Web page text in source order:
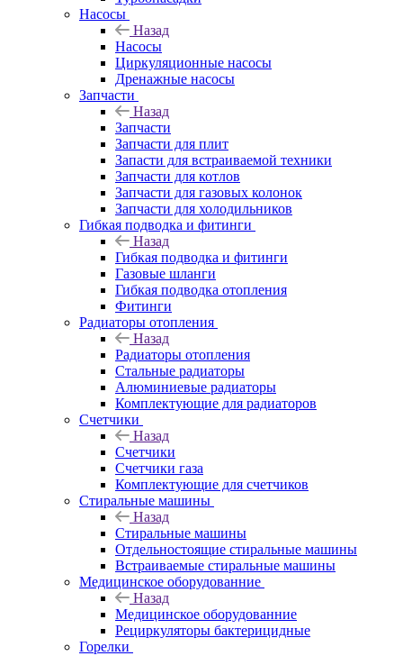
Насосы
Назад
Насосы
Циркуляционные насосы
Дренажные насосы
Запчасти
Назад
Запчасти
Запчасти для плит
Запасти для встраиваемой техники
Запчасти для котлов
Запчасти для газовых колонок
Запчасти для холодильников
Гибкая подводка и фитинги
Назад
Гибкая подводка и фитинги
Газовые шланги
Гибкая подводка отопления
Фитинги
Радиаторы отопления
Назад
Радиаторы отопления
Стальные радиаторы
Алюминиевые радиаторы
Комплектующие для радиаторов
Счетчики
Назад
Счетчики
Счетчики газа
Комплектующие для счетчиков
Стиральные машины
Назад
Стиральные машины
Отдельностоящие стиральные машины
Встраиваемые стиральные машины
Медицинское оборудованние
Назад
Медицинское оборудованние
Рециркуляторы бактерицидные
Горелки